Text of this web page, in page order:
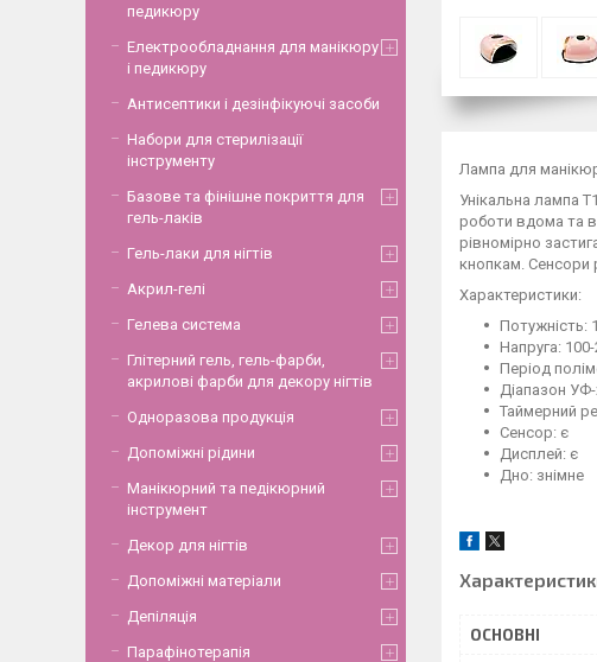
Лампа для
Унікальна лампа
роботи вдома та в
рівномірно
кнопкам. Сенсори
Характеристики:
Потужність:
Напруга:
Період
Діапазон
Таймерний
Сенсор: є
Дисплей: є
Дно: знімне
ОСНОВНІ
педикюру
Електрообладнання для манікюру
і педикюру
Антисептики і дезінфікуючі засоби
Набори для стерилізації
інструменту
Базове та фінішне покриття для
гель-лаків
Гель-лаки для нігтів
Акрил-гелі
Гелева система
Глітерний гель, гель-фарби,
акрилові фарби для декору нігтів
Одноразова продукція
Допоміжні рідини
Манікюрний та педікюрний
інструмент
Декор для нігтів
Допоміжні матеріали
Депіляція
Парафінотерапія